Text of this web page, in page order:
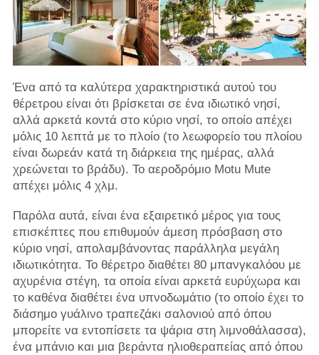
Ένα από τα καλύτερα χαρακτηριστικά αυτού του
θέρετρου είναι ότι βρίσκεται σε ένα ιδιωτικό νησί,
αλλά αρκετά κοντά στο κύριο νησί, το οποίο απέχει
μόλις 10 λεπτά με το πλοίο (το λεωφορείο του πλοίου
είναι δωρεάν κατά τη διάρκεια της ημέρας, αλλά
χρεώνεται το βράδυ). Το αεροδρόμιο Motu Mute
απέχει μόλις 4 χλμ.
Παρόλα αυτά, είναι ένα εξαιρετικό μέρος για τους
επισκέπτες που επιθυμούν άμεση πρόσβαση στο
κύριο νησί, απολαμβάνοντας παράλληλα μεγάλη
ιδιωτικότητα. Το θέρετρο διαθέτει 80 μπανγκαλόου με
αχυρένια στέγη, τα οποία είναι αρκετά ευρύχωρα και
το καθένα διαθέτει ένα υπνοδωμάτιο (το οποίο έχει το
διάσημο γυάλινο τραπεζάκι σαλονιού από όπου
μπορείτε να εντοπίσετε τα ψάρια στη λιμνοθάλασσα),
ένα μπάνιο και μια βεράντα ηλιοθεραπείας από όπου